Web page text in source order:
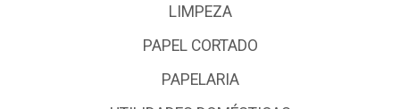
LIMPEZA
PAPEL CORTADO
PAPELARIA